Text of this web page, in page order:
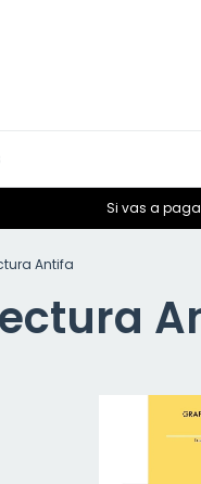
Si vas a
Antifa